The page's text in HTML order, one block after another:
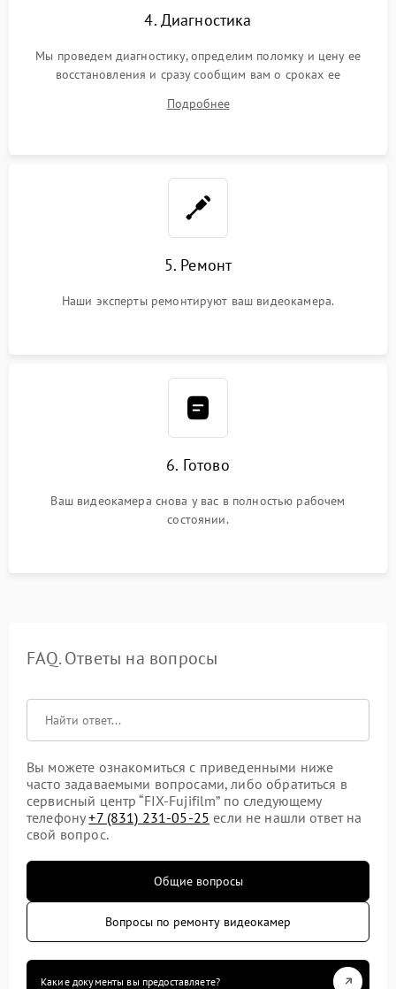
4. Диагностика
Мы проведем диагностику, определим поломку и цену ее
восстановления и сразу сообщим вам о сроках ее
Подробнее
5. Ремонт
Наши эксперты ремонтируют ваш видеокамера.
6. Готово
Ваш видеокамера снова у вас в полностью рабочем
состоянии.
FAQ. Ответы на вопросы
Вы можете ознакомиться с приведенными ниже
часто задаваемыми вопросами, либо обратиться в
сервисный центр “FIX-Fujifilm” по следующему
телефону+7 (831) 231-05-25 если не нашли ответ на
свой вопрос.
Общие вопросы
Вопросы по ремонту видеокамер
Какие документы вы предоставляете?